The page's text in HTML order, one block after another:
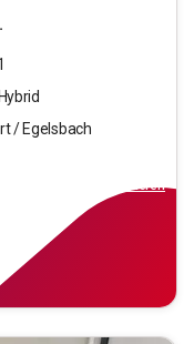
/ Egelsbach
finanzieren